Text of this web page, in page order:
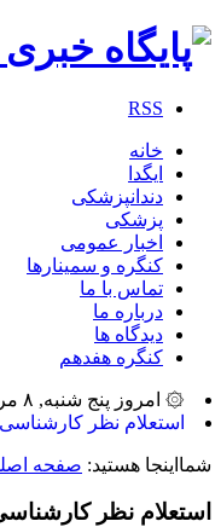
RSS
خانه
ایگدا
دندانپزشکی
پزشکی
اخبار عمومی
کنگره و سمینارها
تماس با ما
درباره ما
دیدگاه ها
کنگره هفدهم
۞ امروز پنج شنبه, ۸ مرداد , ۱۴۰۵ ساعت ۲۳:۳۰:۱۳
بیشترین_
شمااینجا هستید: صفحه
استعلام نظر